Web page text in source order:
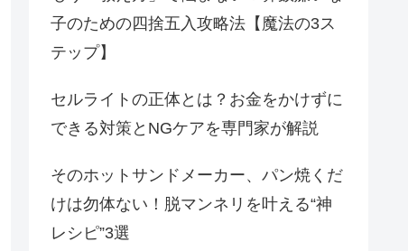
子のための四捨五入攻略法【魔法の3ス
テップ】
セルライトの正体とは？お金をかけずに
できる対策とNGケアを専門家が解説
そのホットサンドメーカー、パン焼くだ
けは勿体ない！脱マンネリを叶える“神
レシピ”3選